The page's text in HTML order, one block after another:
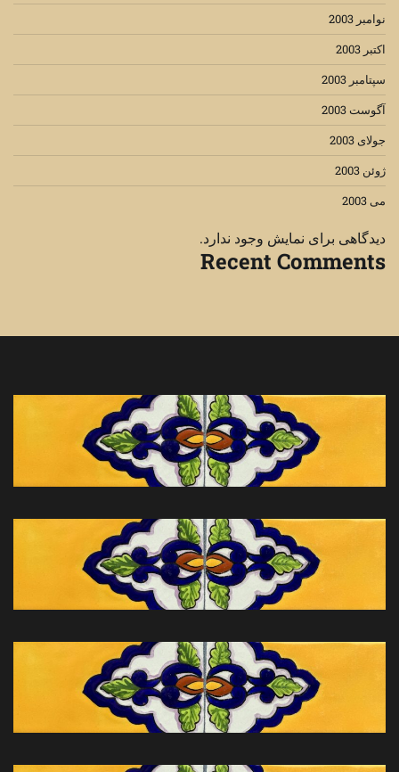
نوامبر 2003
اکتبر 2003
سپتامبر 2003
آگوست 2003
جولای 2003
ژوئن 2003
می 2003
دیدگاهی برای نمایش وجود ندارد.
Recent Comments